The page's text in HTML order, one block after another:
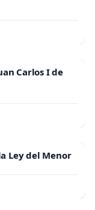
Carlos I de
Ley del Menor